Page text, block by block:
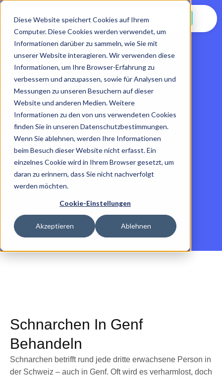
Diese Website speichert Cookies auf Ihrem
Computer. Diese Cookies werden verwendet, um
Informationen darüber zu sammeln, wie Sie mit
unserer Website interagieren. Wir verwenden diese
Informationen, um Ihre Browser-Erfahrung zu
verbessern und anzupassen, sowie für Analysen und
Messungen zu unseren Besuchern auf dieser
Website und anderen Medien. Weitere
Informationen zu den von uns verwendeten Cookies
finden Sie in unseren Datenschutzbestimmungen.
Wenn Sie ablehnen, werden Ihre Informationen
beim Besuch dieser Website nicht erfasst. Ein
einzelnes Cookie wird in Ihrem Browser gesetzt, um
daran zu erinnern, dass Sie nicht nachverfolgt
werden möchten.
Cookie-Einstellungen
Akzeptieren Ablehnen
Schnarchen In Genf
Behandeln
Schnarchen betrifft rund jede dritte erwachsene Person in
der Schweiz – auch in Genf. Oft wird es verharmlost, doch